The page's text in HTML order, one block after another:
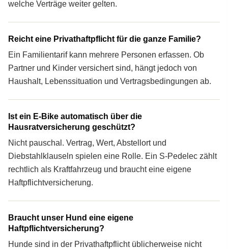
welche Verträge weiter gelten.
Reicht eine Privathaftpflicht für die ganze Familie?
Ein Familientarif kann mehrere Per­sonen erfassen. Ob
Partner und Kinder versichert sind, hängt jedoch von
Haushalt, Lebenssituation und Vertragsbedingungen ab.
Ist ein E-Bike automatisch über die
Haus­rat­ver­si­che­rung geschützt?
Nicht pauschal. Vertrag, Wert, Abstellort und
Diebstahlklauseln spielen eine Rolle. Ein S-Pedelec zählt
rechtlich als Kraftfahrzeug und braucht eine eigene
Haft­pflichtversicherung.
Braucht unser Hund eine eigene
Haft­pflichtversicherung?
Hunde sind in der Privathaftpflicht üblicherweise nicht